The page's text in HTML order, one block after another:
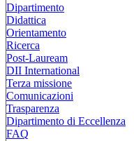
Dipartimento
Didattica
Orientamento
Ricerca
Post-Lauream
DII International
Terza missione
Comunicazioni
Trasparenza
Dipartimento di Eccellenza
FAQ